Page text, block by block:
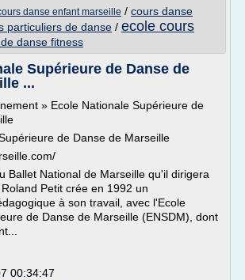
danse enfant marseille / cours danse
particuliers de danse / ecole cours
danse fitness
Supérieure de Danse de
...
» Ecole Nationale Supérieure de
de Danse de Marseille
Ballet National de Marseille qu'il dirigera
Petit crée en 1992 un
à son travail, avec l'Ecole
de Danse de Marseille (ENSDM), dont
00:34:47